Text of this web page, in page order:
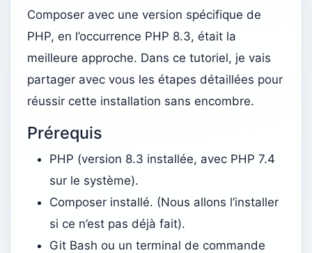
Composer avec une version spécifique de
PHP, en l’occurrence PHP 8.3, était la
meilleure approche. Dans ce tutoriel, je vais
partager avec vous les étapes détaillées pour
réussir cette installation sans encombre.
Prérequis
PHP (version 8.3 installée, avec PHP 7.4
sur le système).
Composer installé. (Nous allons l’installer
si ce n’est pas déjà fait).
Git Bash ou un terminal de commande